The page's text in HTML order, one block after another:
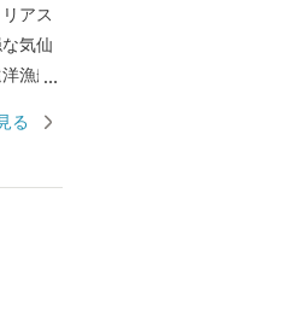
アス
気仙
漁船
たマ
は圧
る